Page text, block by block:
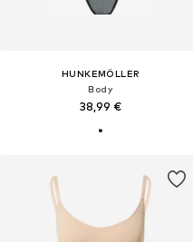
HUNKEMÖLLER
Body
38,99 €